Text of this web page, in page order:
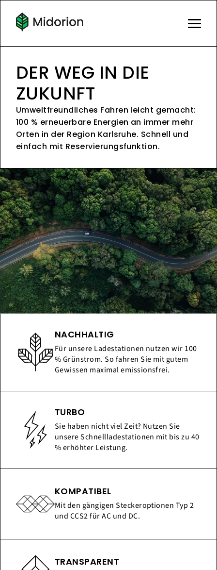
DER WEG IN DIE
ZUKUNFT
Umweltfreundliches Fahren leicht gemacht:
100 % erneuerbare Energien an immer mehr
Orten in der Region Karlsruhe. Schnell und
einfach mit Reservierungsfunktion.
NACHHALTIG
Für unsere Ladestationen nutzen wir 100
% Grünstrom. So fahren Sie mit gutem
Gewissen maximal emissionsfrei.
TURBO
Sie haben nicht viel Zeit? Nutzen Sie
unsere Schnellladestationen mit bis zu 40
% erhöhter Leistung.
KOMPATIBEL
Mit den gängigen Steckeroptionen Typ 2
und CCS2 für AC und DC.
TRANSPARENT